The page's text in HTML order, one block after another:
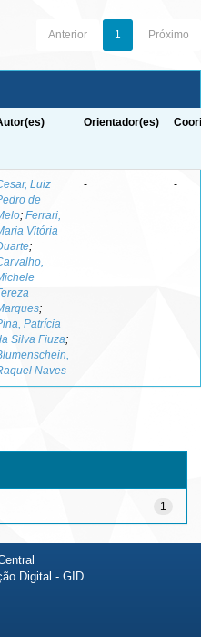
Anterior 1 Próximo
Orientador(es)
Luiz
de
; Ferrari,
Vitória
;
;
Patrícia
Silva Fiuza;
Naves
- -
1
Digital - GID